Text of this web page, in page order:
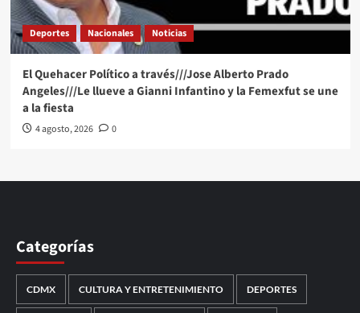
Deportes Nacionales Noticias
El Quehacer Político a través///Jose Alberto Prado
Angeles///Le llueve a Gianni Infantino y la Femexfut se une
a la fiesta
4 agosto, 2026 0
Categorías
CDMX CULTURA Y ENTRETENIMIENTO DEPORTES